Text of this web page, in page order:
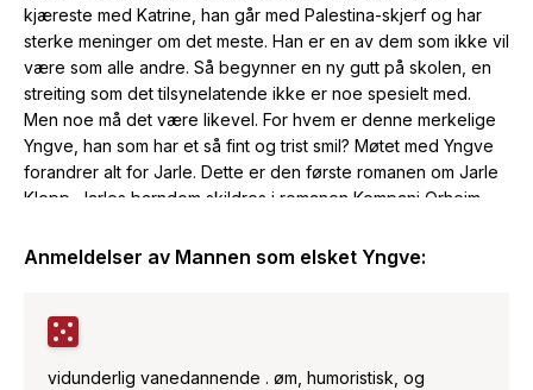
kjæreste med Katrine, han går med Palestina-skjerf og har
sterke meninger om det meste. Han er en av dem som ikke vil
være som alle andre. Så begynner en ny gutt på skolen, en
streiting som det tilsynelatende ikke er noe spesielt med.
Men noe må det være likevel. For hvem er denne merkelige
Yngve, han som har et så fint og trist smil? Møtet med Yngve
forandrer alt for Jarle. Dette er den første romanen om Jarle
Klepp. Jarles barndom skildres i romanen Kompani Orheim.
Anmeldelser av Mannen som elsket Yngve:
vidunderlig vanedannende . øm, humoristisk, og